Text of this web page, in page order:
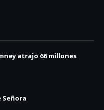
atrajo 66 millones
Señora